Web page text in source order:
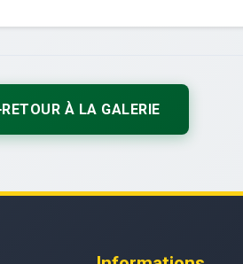
RETOUR À LA GALERIE